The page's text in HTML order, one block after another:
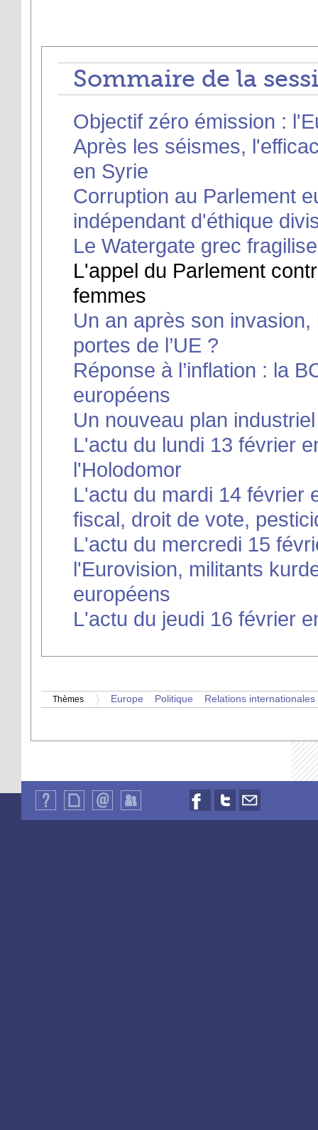
Sommaire de la
Objectif zéro émission :
Après les séismes,
en Syrie
Corruption au Parlement
indépendant d'éthique
Le Watergate grec
L'appel du Parlement
femmes
Un an après son invasion,
portes de l’UE ?
Réponse à l’inflation : la
européens
Un nouveau plan
L'actu du lundi 13 février
l'Holodomor
L'actu du mardi 14 février
fiscal, droit de vote,
L'actu du mercredi 15
l'Eurovision, militants
européens
L'actu du jeudi 16 février
Thèmes Europe Politique Relations internationales